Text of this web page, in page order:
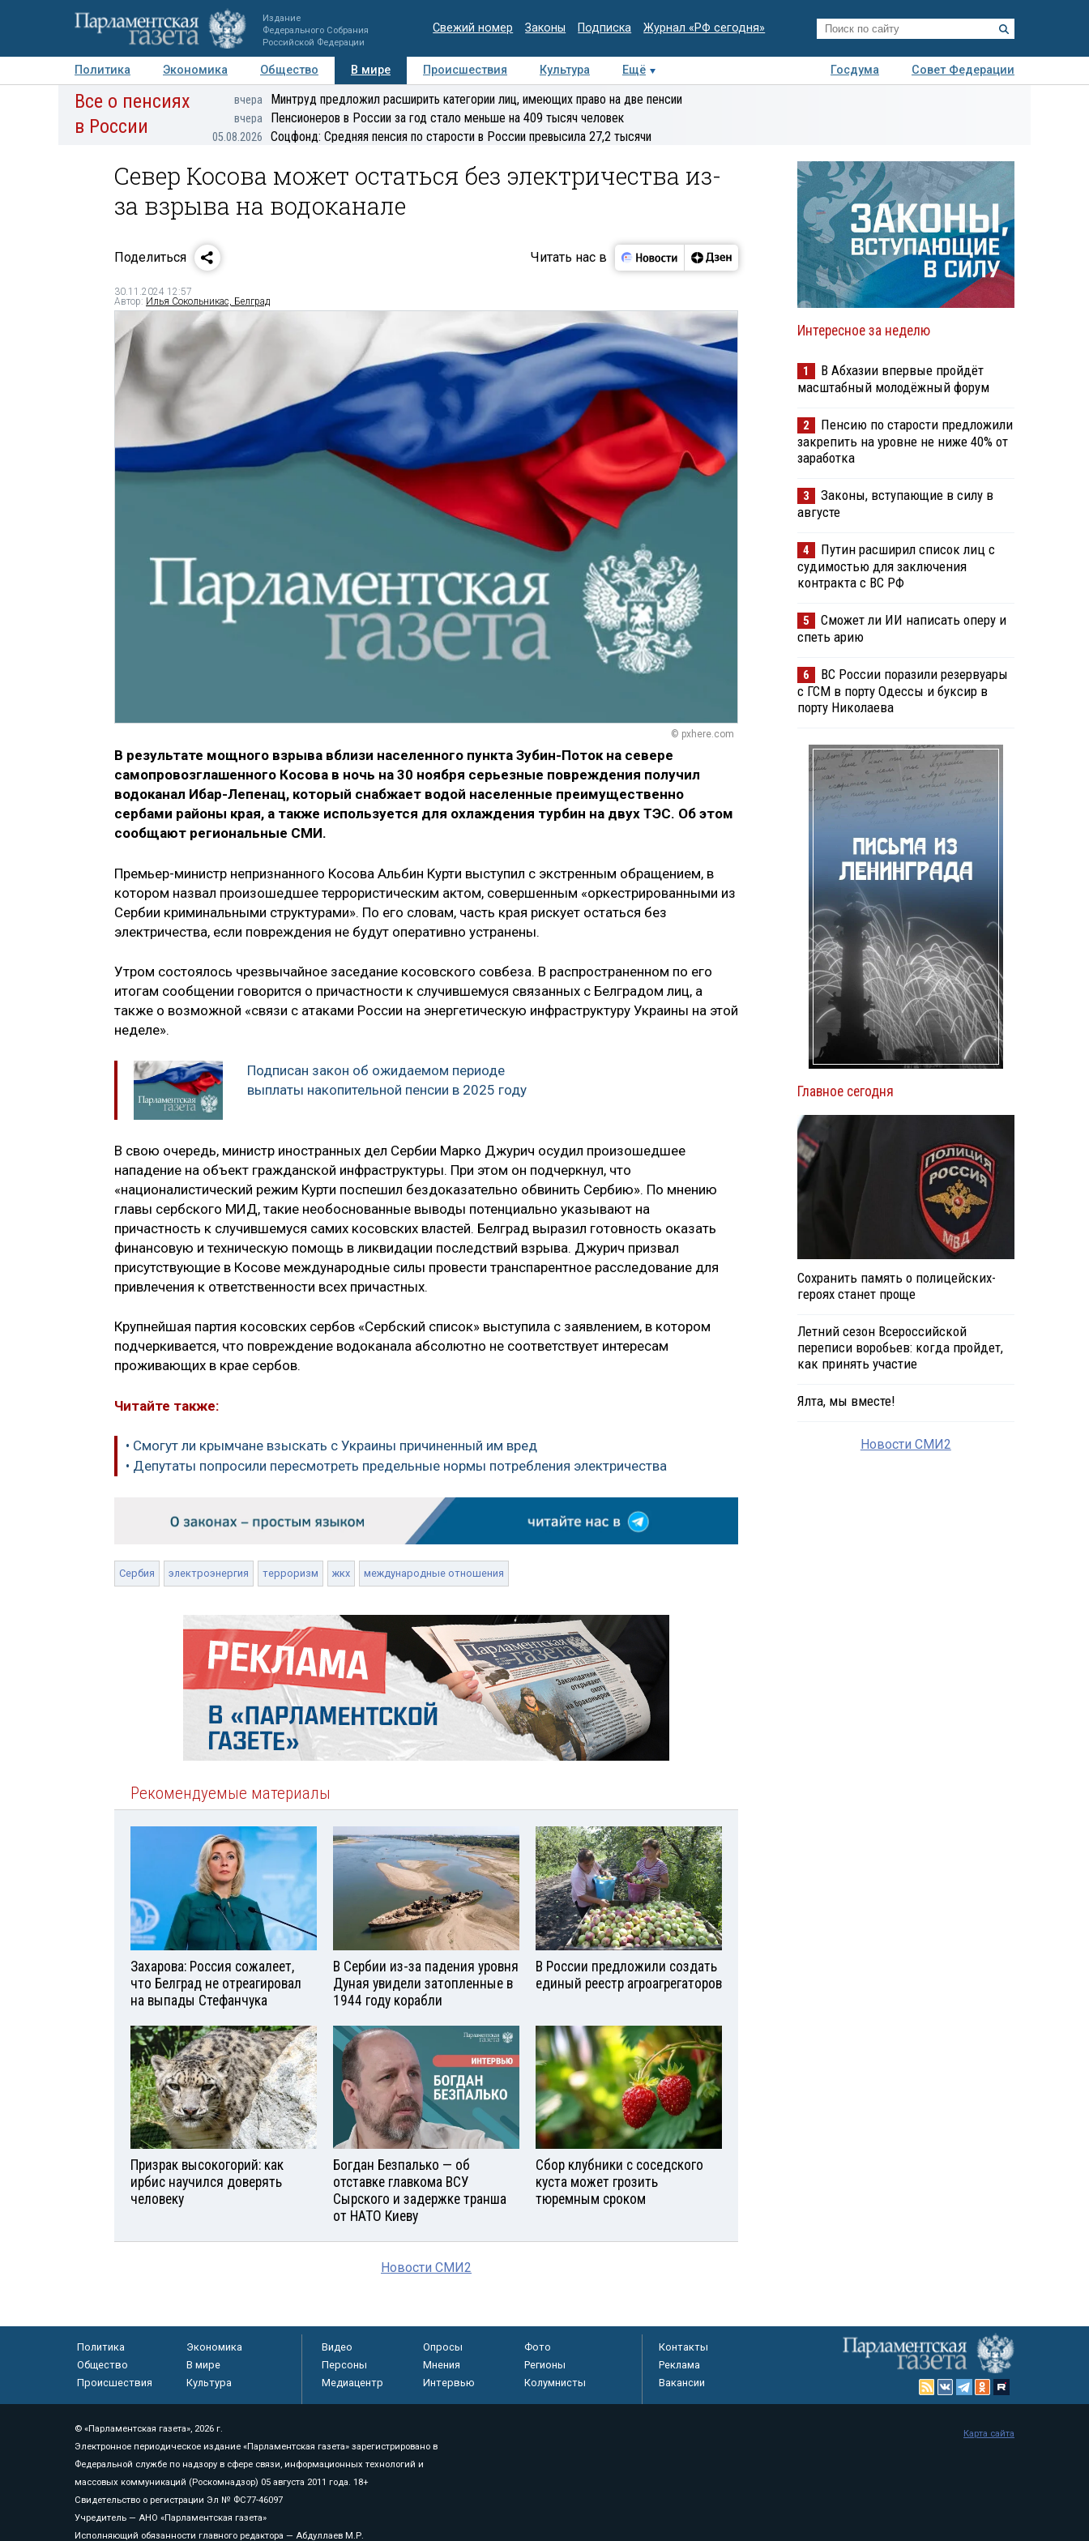
Издание
Федерального Собрания
Российской Федерации
Свежий номер Законы Подписка Журнал «РФ сегодня»
Политика Экономика Общество В мире Происшествия Культура Ещё Госдума
Совет Федерации
Авторы Персоны Мнения Регионы Медиацентр Интервью Колумнисты
Деловая
Все о пенсиях
в России
вчера Минтруд предложил расширить категории лиц, имеющих право на две пенсии
вчера Пенсионеров в России за год стало меньше на 409 тысяч человек
05.08.2026 Соцфонд: Средняя пенсия по старости в России превысила 27,2 тысячи
Север Косова может остаться без электричества из-
за взрыва на водоканале
Поделиться Читать нас в
30.11.2024 12:57
Автор: Илья Сокольникас, Белград
© pxhere.com
В результате мощного взрыва вблизи населенного пункта Зубин-Поток на севере
самопровозглашенного Косова в ночь на 30 ноября серьезные повреждения получил
водоканал Ибар-Лепенац, который снабжает водой населенные преимущественно
сербами районы края, а также используется для охлаждения турбин на двух ТЭС. Об этом
сообщают региональные СМИ.
Премьер-министр непризнанного Косова Альбин Курти выступил с экстренным обращением, в
котором назвал произошедшее террористическим актом, совершенным «оркестрированными из
Сербии криминальными структурами». По его словам, часть края рискует остаться без
электричества, если повреждения не будут оперативно устранены.
Утром состоялось чрезвычайное заседание косовского совбеза. В распространенном по его
итогам сообщении говорится о причастности к случившемуся связанных с Белградом лиц, а
также о возможной «связи с атаками России на энергетическую инфраструктуру Украины на этой
неделе».
Подписан закон об ожидаемом периоде
выплаты накопительной пенсии в 2025 году
В свою очередь, министр иностранных дел Сербии Марко Джурич осудил произошедшее
нападение на объект гражданской инфраструктуры. При этом он подчеркнул, что
«националистический режим Курти поспешил бездоказательно обвинить Сербию». По мнению
главы сербского МИД, такие необоснованные выводы потенциально указывают на
причастность к случившемуся самих косовских властей. Белград выразил готовность оказать
финансовую и техническую помощь в ликвидации последствий взрыва. Джурич призвал
присутствующие в Косове международные силы провести транспарентное расследование для
привлечения к ответственности всех причастных.
Крупнейшая партия косовских сербов «Сербский список» выступила с заявлением, в котором
подчеркивается, что повреждение водоканала абсолютно не соответствует интересам
проживающих в крае сербов.
Читайте также:
• Смогут ли крымчане взыскать с Украины причиненный им вред
• Депутаты попросили пересмотреть предельные нормы потребления электричества
Сербия электроэнергия терроризм жкх международные отношения
Рекомендуемые материалы
Захарова: Россия сожалеет,
что Белград не отреагировал
на выпады Стефанчука
В Сербии из-за падения уровня
Дуная увидели затопленные в
1944 году корабли
В России предложили создать
единый реестр агроагрегаторов
Призрак высокогорий: как
ирбис научился доверять
человеку
Богдан Безпалько — об
отставке главкома ВСУ
Сырского и задержке транша
от НАТО Киеву
Сбор клубники с соседского
куста может грозить
тюремным сроком
Новости СМИ2
Интересное за неделю
1
В Абхазии впервые пройдёт
масштабный молодёжный форум
2
Пенсию по старости предложили
закрепить на уровне не ниже 40% от
заработка
3
Законы, вступающие в силу в
августе
4
Путин расширил список лиц с
судимостью для заключения
контракта с ВС РФ
5
Сможет ли ИИ написать оперу и
спеть арию
6
ВС России поразили резервуары
с ГСМ в порту Одессы и буксир в
порту Николаева
Главное сегодня
Сохранить память о полицейских-
героях станет проще
Летний сезон Всероссийской
переписи воробьев: когда пройдет,
как принять участие
Ялта, мы вместе!
Новости СМИ2
Политика
Экономика
Общество
В мире
Происшествия
Культура
Видео Опросы
Фото
Персоны
Мнения
Регионы
Медиацентр
Интервью Колумнисты
Контакты
Реклама
Вакансии
© «Парламентская газета», 2026 г.
Электронное периодическое издание «Парламентская газета» зарегистрировано в
Федеральной службе по надзору в сфере связи, информационных технологий и
массовых коммуникаций (Роскомнадзор) 05 августа 2011 года. 18+
Свидетельство о регистрации Эл № ФС77-46097
Учредитель — АНО «Парламентская газета»
Исполняющий обязанности главного редактора — Абдуллаев М.Р.
Карта сайта